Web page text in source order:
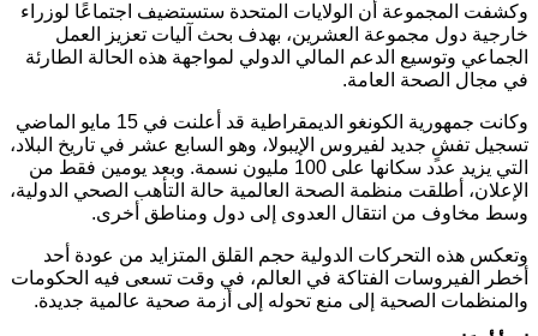
وكشفت المجموعة أن الولايات المتحدة ستستضيف اجتماعًا لوزراء
خارجية دول مجموعة العشرين، بهدف بحث آليات تعزيز العمل
الجماعي وتوسيع الدعم المالي الدولي لمواجهة هذه الحالة الطارئة
في مجال الصحة العامة.
وكانت جمهورية الكونغو الديمقراطية قد أعلنت في 15 مايو الماضي
تسجيل تفشٍ جديد لفيروس الإيبولا، وهو السابع عشر في تاريخ البلاد،
التي يزيد عدد سكانها على 100 مليون نسمة. وبعد يومين فقط من
الإعلان، أطلقت منظمة الصحة العالمية حالة التأهب الصحي الدولية،
وسط مخاوف من انتقال العدوى إلى دول ومناطق أخرى.
وتعكس هذه التحركات الدولية حجم القلق المتزايد من عودة أحد
أخطر الفيروسات الفتاكة في العالم، في وقت تسعى فيه الحكومات
والمنظمات الصحية إلى منع تحوله إلى أزمة صحية عالمية جديدة.